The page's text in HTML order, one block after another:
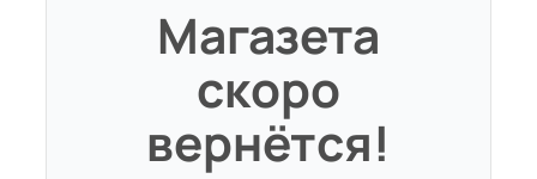
Магазета
скоро
вернётся!